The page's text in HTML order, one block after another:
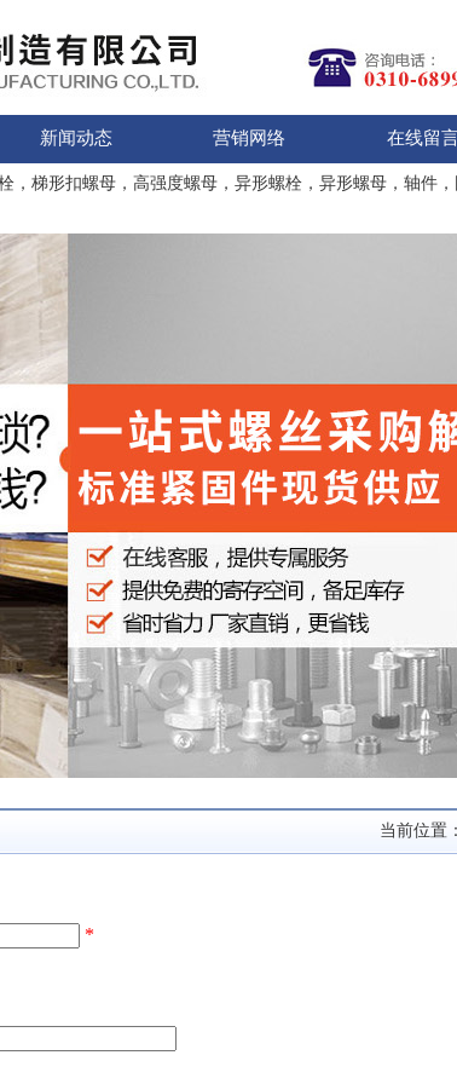
新闻动态 营销网络 在线留
梯形扣螺母，高强度螺母，异形螺栓，异形螺母，轴件，
当前位置：
*